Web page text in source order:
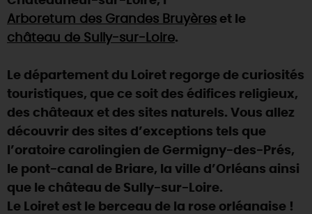
AUJOURD'HUI
DEMAIN
CE WEEK-END
CETTE SEMAINE
Arboretum des Grandes Bruyères et le
château de Sully-sur-Loire.
Le département du Loiret regorge de curiosités
touristiques, que ce soit des édifices religieux,
des châteaux et des sites naturels. Vous allez
découvrir des sites d’exceptions tels que
l’oratoire carolingien de Germigny-des-Prés,
le pont-canal de Briare, la ville d’Orléans ainsi
que le château de Sully-sur-Loire.
Le Loiret est le berceau de la rose orléanaise !